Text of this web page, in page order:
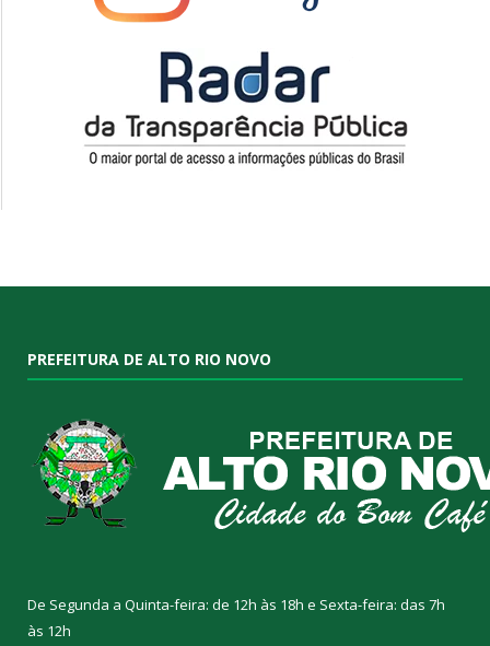
PREFEITURA DE ALTO RIO NOVO
De Segunda a Quinta-feira: de 12h às 18h e Sexta-feira: das 7h
às 12h